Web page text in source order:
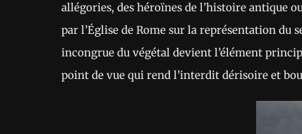
allégories, des héroïnes de l’histoire antique
par l’Église de Rome sur la représentation du
incongrue du végétal devient l’élément
point de vue qui rend l’interdit dérisoire et